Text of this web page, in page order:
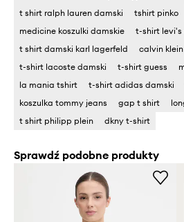
t shirt ralph lauren damski
tshirt pinko
medicine koszulki damskie
t-shirt levi's
t shirt damski karl lagerfeld
calvin
t-shirt lacoste damski
t-shirt guess
la mania tshirt
t-shirt adidas damski
koszulka tommy jeans
gap t shirt
t shirt philipp plein
dkny t-shirt
Sprawdź podobne produkty